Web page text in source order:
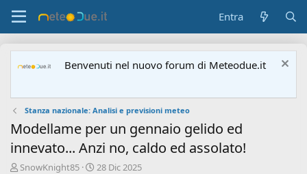
Entra
Benvenuti nel nuovo forum di Meteodue.it
Stanza nazionale: Analisi e previsioni meteo
Modellame per un gennaio gelido ed
innevato... Anzi no, caldo ed assolato!
A
SnowKnight85
D
28 Dic 2025